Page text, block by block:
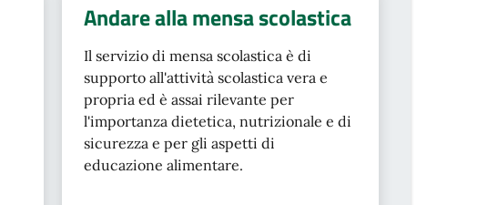
Andare alla mensa scolastica
Il servizio di mensa scolastica è di
supporto all'attività scolastica vera e
propria ed è assai rilevante per
l'importanza dietetica, nutrizionale e di
sicurezza e per gli aspetti di
educazione alimentare.